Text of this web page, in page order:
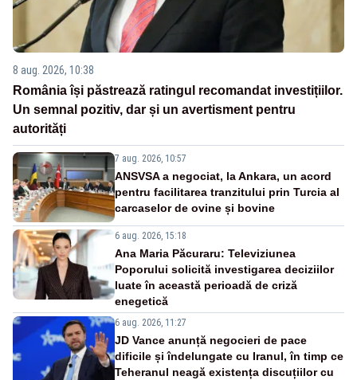
8 aug. 2026, 10:38
România își păstrează ratingul recomandat investițiilor.
Un semnal pozitiv, dar și un avertisment pentru
autorități
7 aug. 2026, 10:57
ANSVSA a negociat, la Ankara, un acord
pentru facilitarea tranzitului prin Turcia al
carcaselor de ovine și bovine
6 aug. 2026, 15:18
Ana Maria Păcuraru: Televiziunea
Poporului solicită investigarea deciziilor
luate în această perioadă de criză
enegetică
6 aug. 2026, 11:27
JD Vance anunță negocieri de pace
dificile și îndelungate cu Iranul, în timp ce
Teheranul neagă existența discuțiilor cu